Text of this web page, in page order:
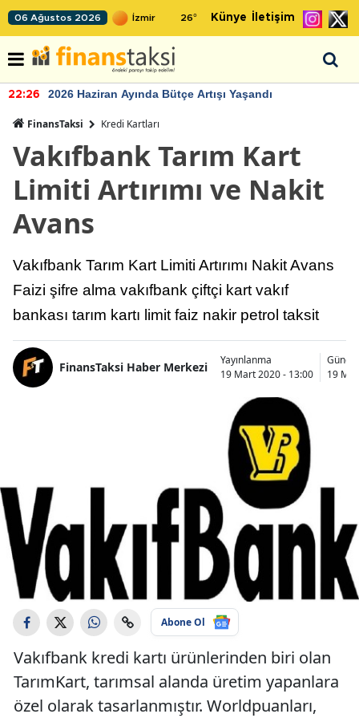
06 Ağustos 2026 26° Künye İletişim
22:26 2026 Haziran Ayında Bütçe Artışı Yaşandı
FinansTaksi Kredi Kartları
Vakıfbank Tarım Kart
Limiti Artırımı ve Nakit
Avans
Vakıfbank Tarım Kart Limiti Artırımı Nakit Avans
Faizi şifre alma vakıfbank çiftçi kart vakıf
bankası tarım kartı limit faiz nakir petrol taksit
FinansTaksi Haber Merkezi
Yayınlanma
19 Mart 2020 - 13:00
19
Abone Ol
Vakıfbank kredi kartı ürünlerinden biri olan
TarımKart, tarımsal alanda üretim yapanlara
özel olarak tasarlanmıştır. Worldpuanları,